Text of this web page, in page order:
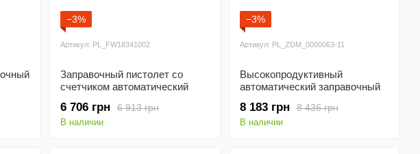
−3%
Артикул: PL_FW18341002
Заправочный пистолет со
счетчиком автоматический
6 913 грн
6 706 грн
В наличии
−3%
Артикул: PL_ZDM_0000063-11
Высокопродуктивный
автоматический заправочный
8 436 грн
8 183 грн
В наличии